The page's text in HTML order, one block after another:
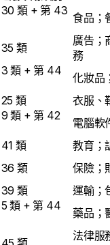
類 + 第 43
食品；
類
廣告；
務
類 + 第 44
化妝品
類
衣服、
類 + 第 42
電腦軟
類
教育；
類
保險；
類
運輸；
類 + 第 44
藥品；
法律服